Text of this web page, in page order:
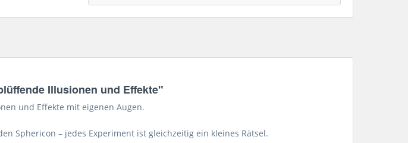
Illusionen und Effekte"
und Effekte mit eigenen Augen.
Sphericon – jedes Experiment ist gleichzeitig ein kleines Rätsel.